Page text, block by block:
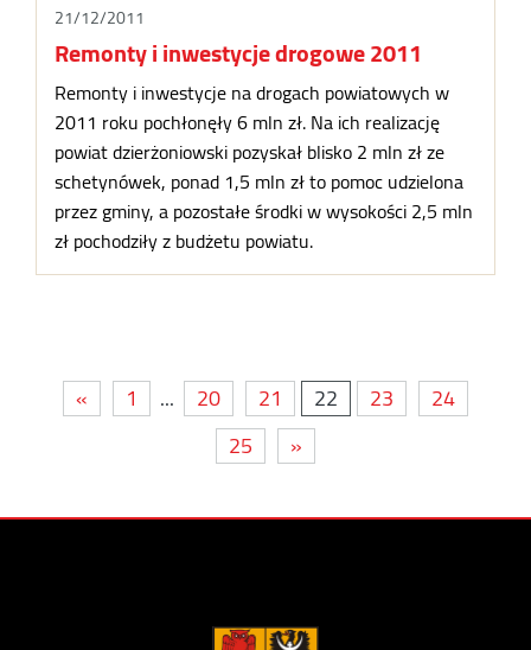
21/12/2011
Remonty i inwestycje drogowe 2011
Remonty i inwestycje na drogach powiatowych w
2011 roku pochłonęły 6 mln zł. Na ich realizację
powiat dzierżoniowski pozyskał blisko 2 mln zł ze
schetynówek, ponad 1,5 mln zł to pomoc udzielona
przez gminy, a pozostałe środki w wysokości 2,5 mln
zł pochodziły z budżetu powiatu.
« 1 ... 20 21 22 23
24
25
»